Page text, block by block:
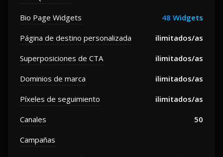
Bio Page Widgets 48 Widgets
Página de destino personalizada ilimitados/as
Superposiciones de CTA ilimitados/as
Dominios de marca ilimitados/as
Píxeles de seguimiento ilimitados/as
Canales 50
Campañas